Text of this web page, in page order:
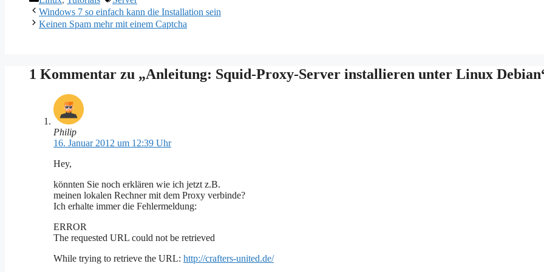
Windows 7 so einfach kann die Installation sein
Keinen Spam mehr mit einem Captcha
1 Kommentar zu „Anleitung: Squid-Proxy-Server installieren unter Linux
Philip
16. Januar 2012 um 12:39 Uhr
Hey,
könnten Sie noch erklären wie ich jetzt z.B.
meinen lokalen Rechner mit dem Proxy verbinde?
Ich erhalte immer die Fehlermeldung:
ERROR
The requested URL could not be retrieved
While trying to retrieve the URL: http://crafters-united.de/